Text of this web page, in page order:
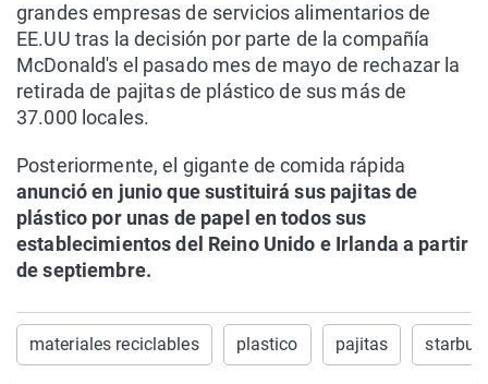
grandes empresas de servicios alimentarios de
EE.UU tras la decisión por parte de la compañía
McDonald's el pasado mes de mayo de rechazar la
retirada de pajitas de plástico de sus más de
37.000 locales.
Posteriormente, el gigante de comida rápida
anunció en junio que sustituirá sus pajitas de
plástico por unas de papel en todos sus
establecimientos del Reino Unido e Irlanda a partir
de septiembre.
materiales reciclables plastico pajitas